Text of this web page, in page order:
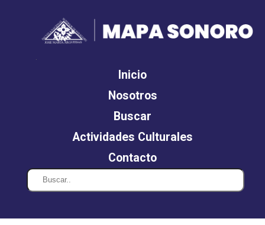
.
Inicio
Nosotros
Buscar
Actividades Culturales
Contacto